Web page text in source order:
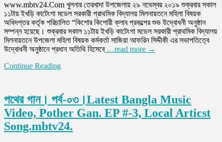
কিশোর
কিশোরী
ক্লাবের
শুভ
উদ্বোধন।
বিনামূল্যে
সুবিধা
বছর
বয়সী
কিশোর
কিশোরীরা।
(ভিডিও
www.mbtv24.Com খুলনার তেরখাদা উপজেলায় ২৯ নভেম্বর ২০১৯ শুক্রবার সকাল
১১টায় ইখড়ি কাটেংগা মডেল সরকারী প্রাথমিক বিদ্যালয় মিলনায়তনে মহিলা বিষয়ক
অধিদপ্তর কর্তৃক পরিচালিত “কিশোর কিশোরী ক্লাব প্রকল্পের শুভ উদ্বোধনী অনুষ্ঠান
সম্পন্ন হয়েছে। শুক্রবার সকাল ১১টায় ইখড়ি কাটেংগা মডেল সরকারী প্রাথমিক বিদ্যালয়
মিলনায়তনে উপজেলা মহিলা বিষয়ক কর্মকর্তা সাজিয়া আফরিন সিদ্দীকী এর সভাপতিত্বে
উদ্বোধনী অনুষ্ঠানে প্রধান অতিথি হিসেবে…read more →
Continue Reading
পথের গান। পর্ব-০৩।Latest Bangla Music
Video, Pother Gan. EP #-3, Local Articst
Song.mbtv24.